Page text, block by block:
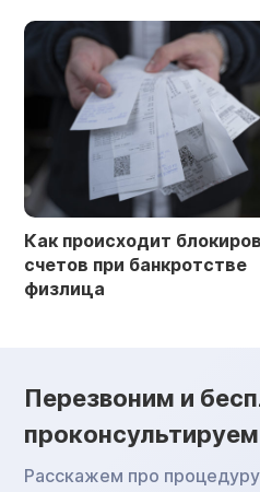
Как происходит
счетов при банкротстве
физлица
Перезвоним и
проконсультируем
Расскажем про